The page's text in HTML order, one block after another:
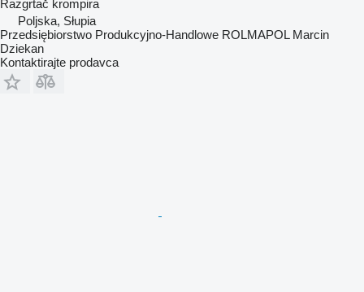
Razgrtač krompira
Poljska, Słupia
Przedsiębiorstwo Produkcyjno-Handlowe ROLMAPOL Marcin
Dziekan
Kontaktirajte prodavca